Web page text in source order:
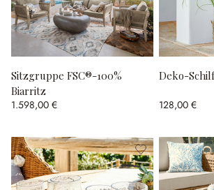
Sitzgruppe FSC®-100%
Biarritz
1.598,00 €
Deko-
128,00 €